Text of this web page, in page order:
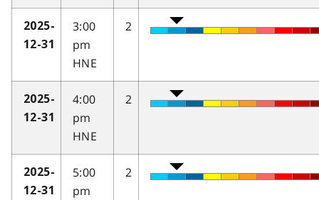
2025-
12-31
3:00
pm
HNE
2
2025-
12-31
4:00
pm
HNE
2
2025-
12-31
5:00
pm
2